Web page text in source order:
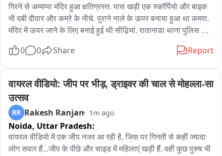
ने शव को महात्मा गांधी अस्पताल की मोर्चरी में रखवाया है। पोस्टमार्टम की
प्रक्रिया को लेकर अस्पताल प्रशासन और संबंधित जिम्मेदारों से संपर्क
किया जा रहा है。
उसे इंजेक्शन देकर तत्काल अस्पताल रेफर किया गया था। पुलिस अब
गिरने से अय्यप्पा मंदिर हुआ क्षतिग्रस्त. पास खड़ी एक स्कॉर्पियो और बाइक
भी दबी दीवार और कमरे के नीचे. पुराने नाले के ऊपर बनाया हुआ था कमरा.
मंदिर में ऊपर जाने के लिए बनाई हुई थी सीढ़ियां. रातानाडा थाना पुलिस मौके
0 0 Share Report
वायरल वीडियो: जीप पर भीड़, ड्राइवर की चाल से मोहल्ला-सा
उत्सव
RR Rakesh Ranjan 1m ago
Noida, Uttar Pradesh:
वायरल वीडियो में एक जीप नजर आ रही है, जिस पर गिनती से कहीं ज्यादा
लोग सवार हैं...जीप के पीछे और साइड में महिलाएं खड़ी हैं, वहीं कुछ पुरुष भी